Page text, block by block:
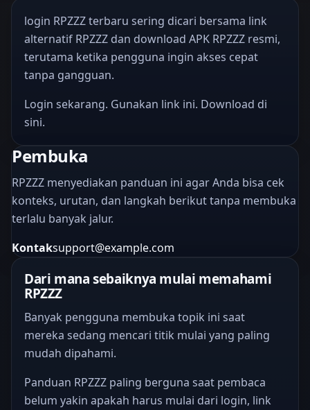
login RPZZZ terbaru sering dicari bersama link
alternatif RPZZZ dan download APK RPZZZ resmi,
terutama ketika pengguna ingin akses cepat
tanpa gangguan.
Login sekarang. Gunakan link ini. Download di
sini.
Pembuka
RPZZZ menyediakan panduan ini agar Anda bisa cek
konteks, urutan, dan langkah berikut tanpa membuka
terlalu banyak jalur.
Kontaksupport@example.com
Dari mana sebaiknya mulai memahami
RPZZZ
Banyak pengguna membuka topik ini saat
mereka sedang mencari titik mulai yang paling
mudah dipahami.
Panduan RPZZZ paling berguna saat pembaca
belum yakin apakah harus mulai dari login, link